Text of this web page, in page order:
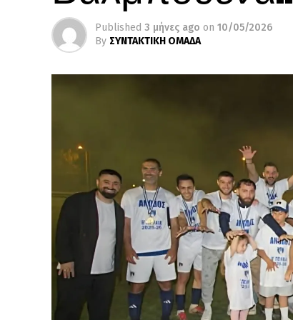
Published 3 μήνες ago on 10/05/2026
By ΣΥΝΤΑΚΤΙΚΗ ΟΜΑΔΑ